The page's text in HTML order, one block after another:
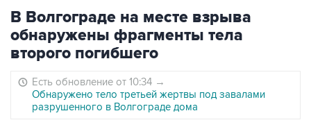
В Волгограде на месте взрыва
обнаружены фрагменты тела
второго погибшего
Есть обновление от 10:34 →
Обнаружено тело третьей жертвы под завалами
разрушенного в Волгограде дома